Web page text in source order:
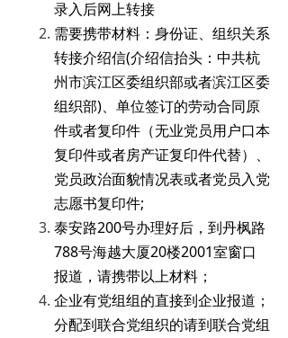
录入后网上转接
需要携带材料：身份证、组织关系
转接介绍信(介绍信抬头：中共杭
州市滨江区委组织部或者滨江区委
组织部)、单位签订的劳动合同原
件或者复印件（无业党员用户口本
复印件或者房产证复印件代替）、
党员政治面貌情况表或者党员入党
志愿书复印件;
泰安路200号办理好后，到丹枫路
788号海越大厦20楼2001室窗口
报道，请携带以上材料；
企业有党组组的直接到企业报道；
分配到联合党组织的请到联合党组